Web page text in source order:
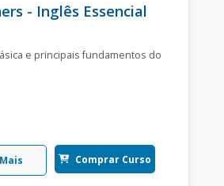
- Inglês Essencial
e principais fundamentos do
Comprar Curso